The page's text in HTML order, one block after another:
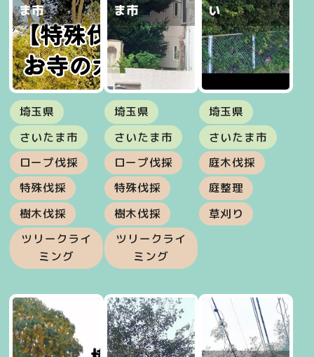
ま市
埼玉県
さいたま市
ロープ伐採
特殊伐採
樹木伐採
ツリークライ
ミング
ま市
埼玉県
さいたま市
ロープ伐採
特殊伐採
樹木伐採
ツリークライ
ミング
い
埼玉県
さいたま市
庭木伐採
庭整理
草刈り